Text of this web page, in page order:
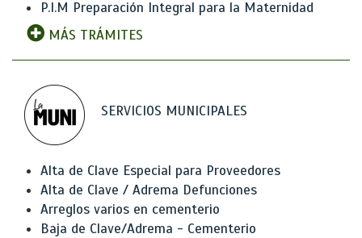
P.I.M Preparación Integral para la Maternidad
MÁS TRÁMITES
SERVICIOS MUNICIPALES
Alta de Clave Especial para Proveedores
Alta de Clave / Adrema Defunciones
Arreglos varios en cementerio
Baja de Clave/Adrema - Cementerio